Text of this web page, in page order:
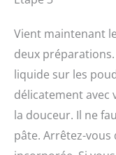
Vient maintenant
deux
liquide sur les
délicatement avec
la douceur. Il ne
pâte. Arrêtez-vous